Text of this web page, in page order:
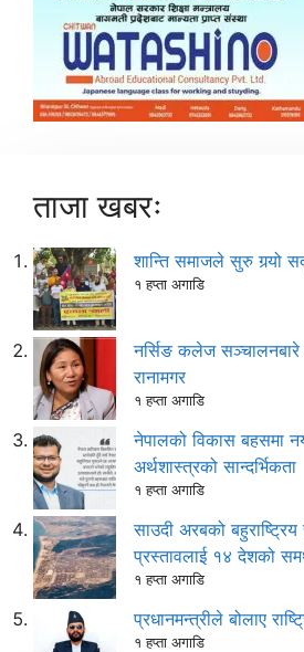
ताजा खबरः
शान्ति समाजले सुरु गर्‍यो
१ हप्ता अगाडि
नर्सिङ कलेज
रानामगर
१ हप्ता अगाडि
नेपालको विकास बहसमा
अर्थशास्त्रको सान्दर्भिकता
१ हप्ता अगाडि
साउदी अरबको
प्रस्तावलाई १४ देशको
१ हप्ता अगाडि
प्रधानमन्त्रीले बोलाए
१ हप्ता अगाडि